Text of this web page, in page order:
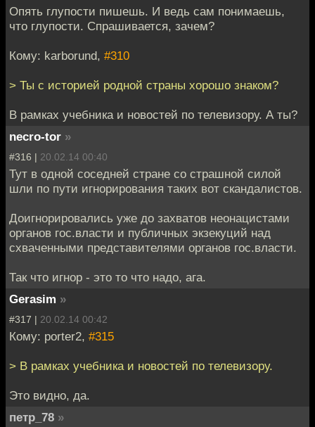
Опять глупости пишешь. И ведь сам понимаешь,
что глупости. Спрашивается, зачем?
Кому: karborund, #310
> Ты с историей родной страны хорошо знаком?
В рамках учебника и новостей по телевизору. А ты?
necro-tor »
#316 | 20.02.14 00:40
Тут в одной соседней стране со страшной силой
шли по пути игнорирования таких вот скандалистов.
Доигнорировались уже до захватов неонацистами
органов гос.власти и публичных экзекуций над
схваченными представителями органов гос.власти.
Так что игнор - это то что надо, ага.
Gerasim »
#317 | 20.02.14 00:42
Кому: porter2, #315
> В рамках учебника и новостей по телевизору.
Это видно, да.
петр_78 »